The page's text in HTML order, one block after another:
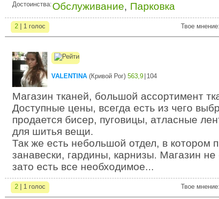
Достоинства: Обслуживание, Парковка
2 | 1 голос Твое
VALENTINA (Кривой Рог) 563,9 104
Магазин тканей, большой ассортимент
Доступные цены, всегда есть из чего
продается бисер, пуговицы, атласные
для шитья вещи.
Так же есть небольшой отдел, в котором
занавески, гардины, карнизы. Магазин
зато есть все необходимое...
2 | 1 голос Твое